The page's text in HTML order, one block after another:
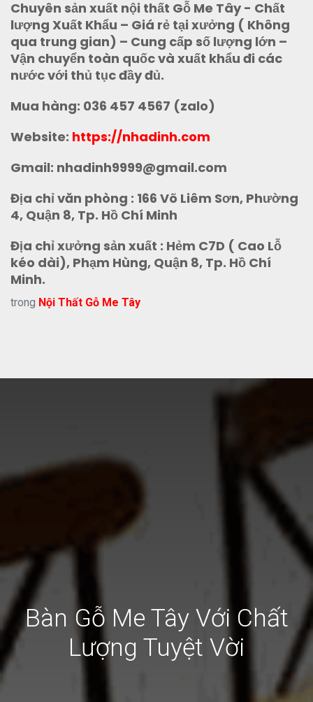
Chuyên sản xuất nội thất Gỗ Me Tây - Chất
lượng Xuất Khẩu – Giá rẻ tại xưởng ( Không
qua trung gian) – Cung cấp số lượng lớn –
Vận chuyển toàn quốc và xuất khẩu đi các
nước với thủ tục đầy đủ.
Mua hàng: 036 457 4567 (zalo)
Website: https://nhadinh.com
Gmail: nhadinh9999@gmail.com
Địa chỉ văn phòng : 166 Võ Liêm Sơn, Phường
4, Quận 8, Tp. Hồ Chí Minh
Địa chỉ xưởng sản xuất : Hẻm C7D ( Cao Lỗ
kéo dài), Phạm Hùng, Quận 8, Tp. Hồ Chí
Minh.
trong Nội Thất Gỗ Me Tây
Bàn Gỗ Me Tây Với Chất
Lượng Tuyệt Vời